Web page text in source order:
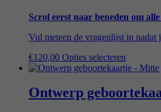
Scrol eerst naar beneden om
Vul meteen de vragenlijst in nadat
€120,00 Opties selecteren
Ontwerp